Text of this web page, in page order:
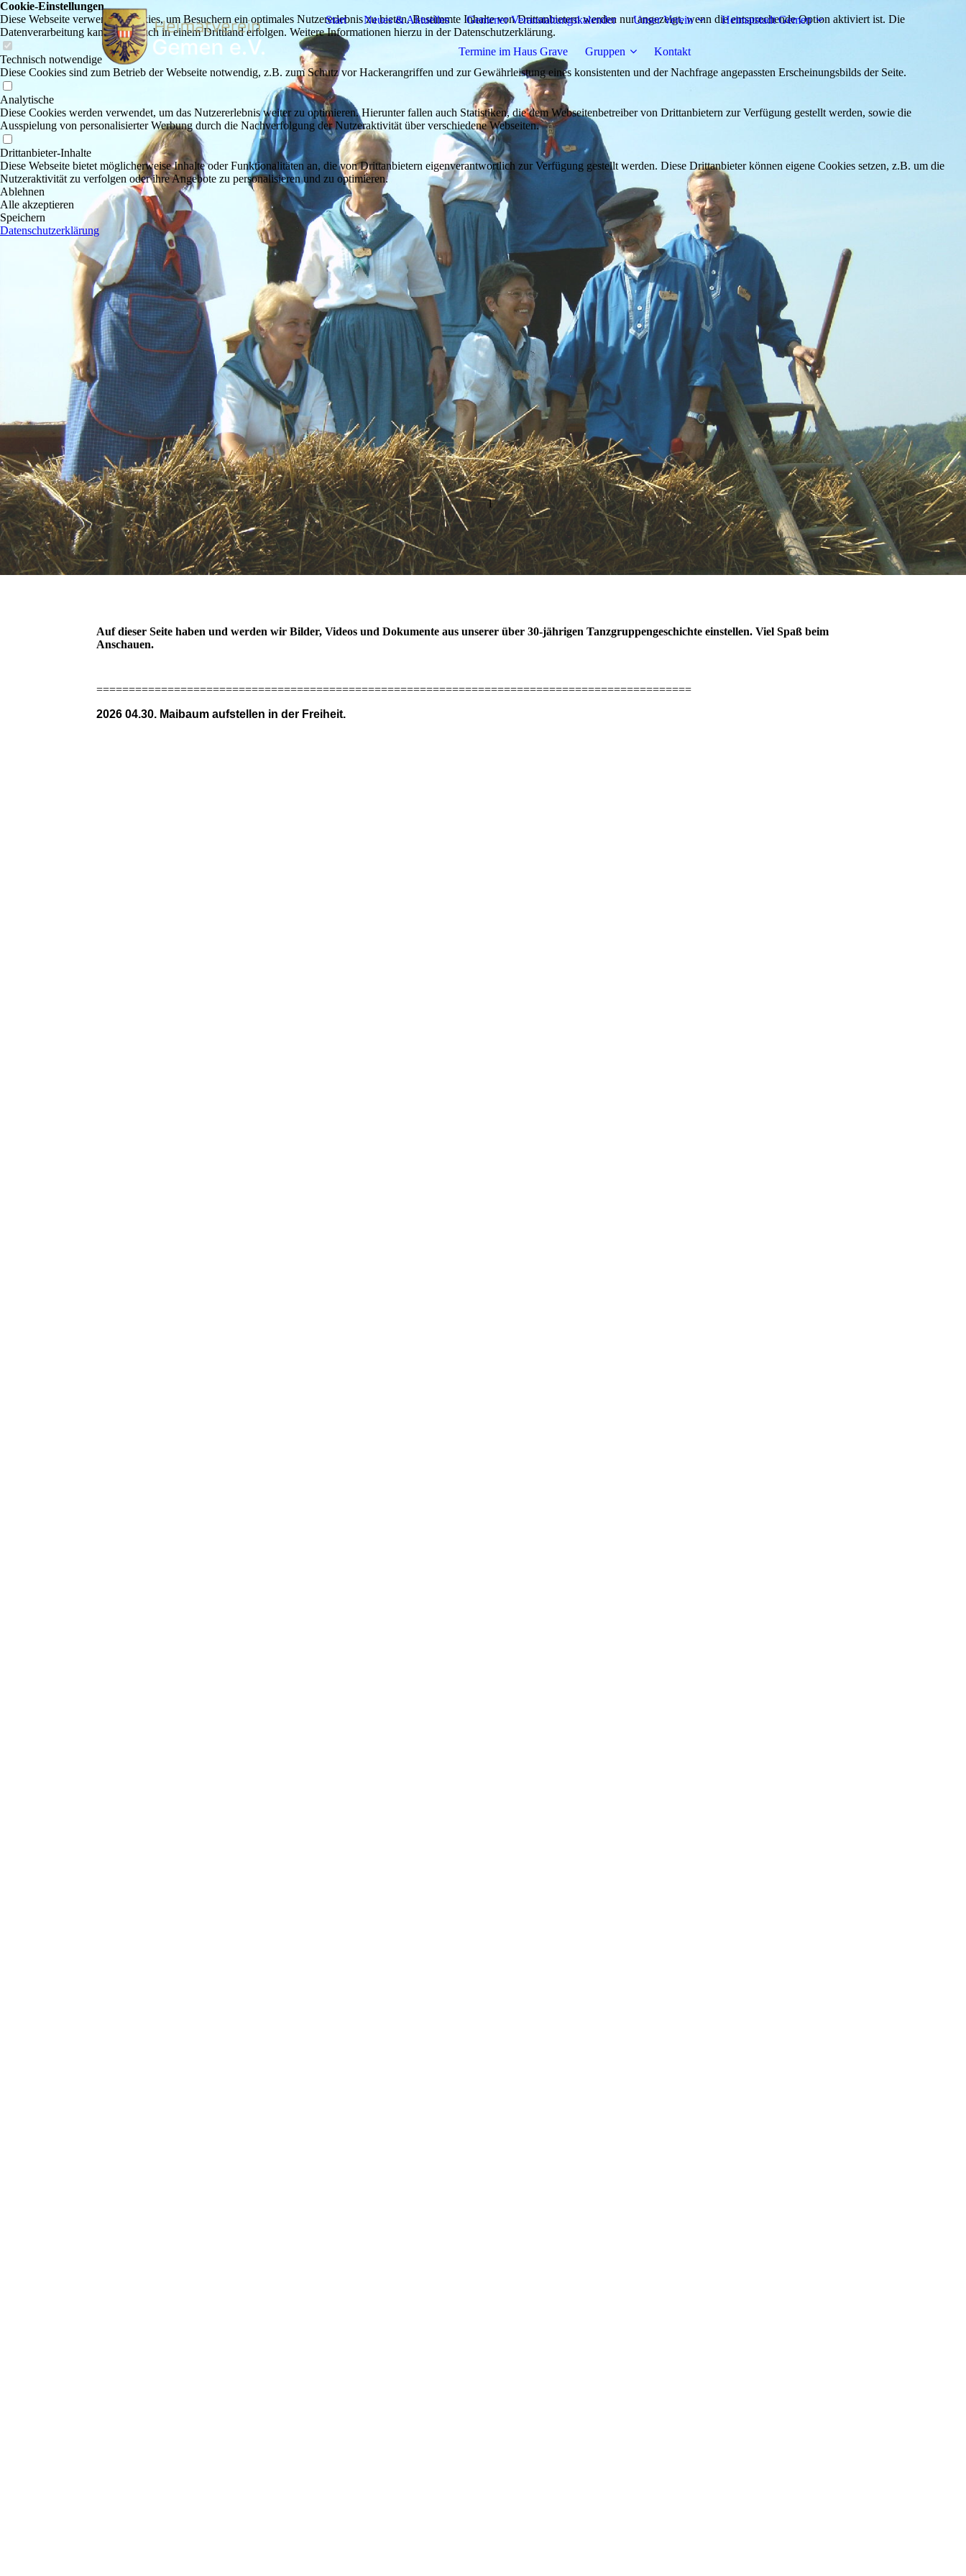
Start Neues & Aktuelles Gemener Veranstaltungskalender Unser Verein Heimatstadt Gemen
Termine im Haus Grave Gruppen Kontakt
l
Auf dieser Seite haben und werden wir Bilder, Videos und Dokumente aus unserer über 30-jährigen Tanzgruppengeschichte einstellen. Viel Spaß beim
Anschauen.
============================================================================================
2026 04.30. Maibaum aufstellen in der Freiheit.
Cookie-Einstellungen
Diese Webseite verwendet Cookies, um Besuchern ein optimales Nutzererlebnis zu bieten. Bestimmte Inhalte von Drittanbietern werden nur angezeigt, wenn die entsprechende Option aktiviert ist. Die
Datenverarbeitung kann dann auch in einem Drittland erfolgen. Weitere Informationen hierzu in der Datenschutzerklärung.
Technisch notwendige
Diese Cookies sind zum Betrieb der Webseite notwendig, z.B. zum Schutz vor Hackerangriffen und zur Gewährleistung eines konsistenten und der Nachfrage angepassten Erscheinungsbilds der Seite.
Analytische
Diese Cookies werden verwendet, um das Nutzererlebnis weiter zu optimieren. Hierunter fallen auch Statistiken, die dem Webseitenbetreiber von Drittanbietern zur Verfügung gestellt werden, sowie die
Ausspielung von personalisierter Werbung durch die Nachverfolgung der Nutzeraktivität über verschiedene Webseiten.
Drittanbieter-Inhalte
Diese Webseite bietet möglicherweise Inhalte oder Funktionalitäten an, die von Drittanbietern eigenverantwortlich zur Verfügung gestellt werden. Diese Drittanbieter können eigene Cookies setzen, z.B. um die
Nutzeraktivität zu verfolgen oder ihre Angebote zu personalisieren und zu optimieren.
Ablehnen
Alle akzeptieren
Speichern
Datenschutzerklärung